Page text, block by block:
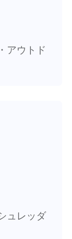
アウトド
ュレッダ